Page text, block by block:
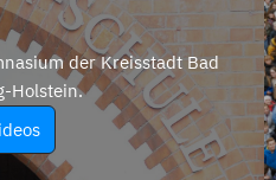
der Kreisstadt Bad
Holstein.